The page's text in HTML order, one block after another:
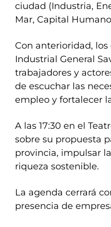
ciudad (Industria,
Mar, Capital
Con anterioridad,
Industrial General
trabajadores y
de escuchar las
empleo y fortalecer
A las 17:30 en el
sobre su propuesta
provincia, impulsar
riqueza sostenible.
La agenda cerrará
presencia de